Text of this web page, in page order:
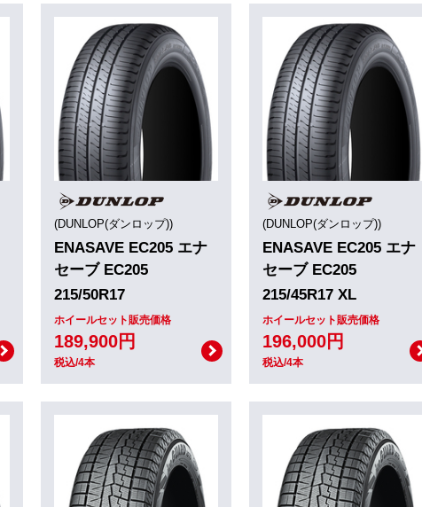
(DUNLOP(ダンロップ))
ENASAVE EC205 エナ
セーブ EC205
215/50R17
ホイールセット販売価格
189,900円
税込/4本
(DUNLOP(ダンロップ))
ENASAVE EC205 エナ
セーブ EC205
215/45R17 XL
ホイールセット販売価格
196,000円
税込/4本